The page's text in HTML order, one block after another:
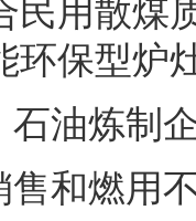
环保型炉
油炼制
和燃用